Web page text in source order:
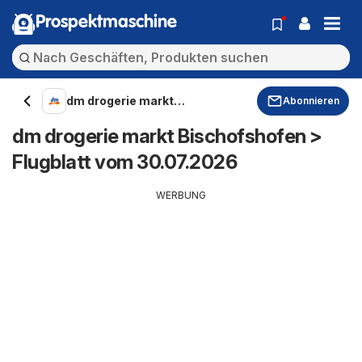
Prospektmaschine
dm drogerie markt
Abonnieren
dm drogerie markt Bischofshofen >
Flugblatt vom 30.07.2026
WERBUNG